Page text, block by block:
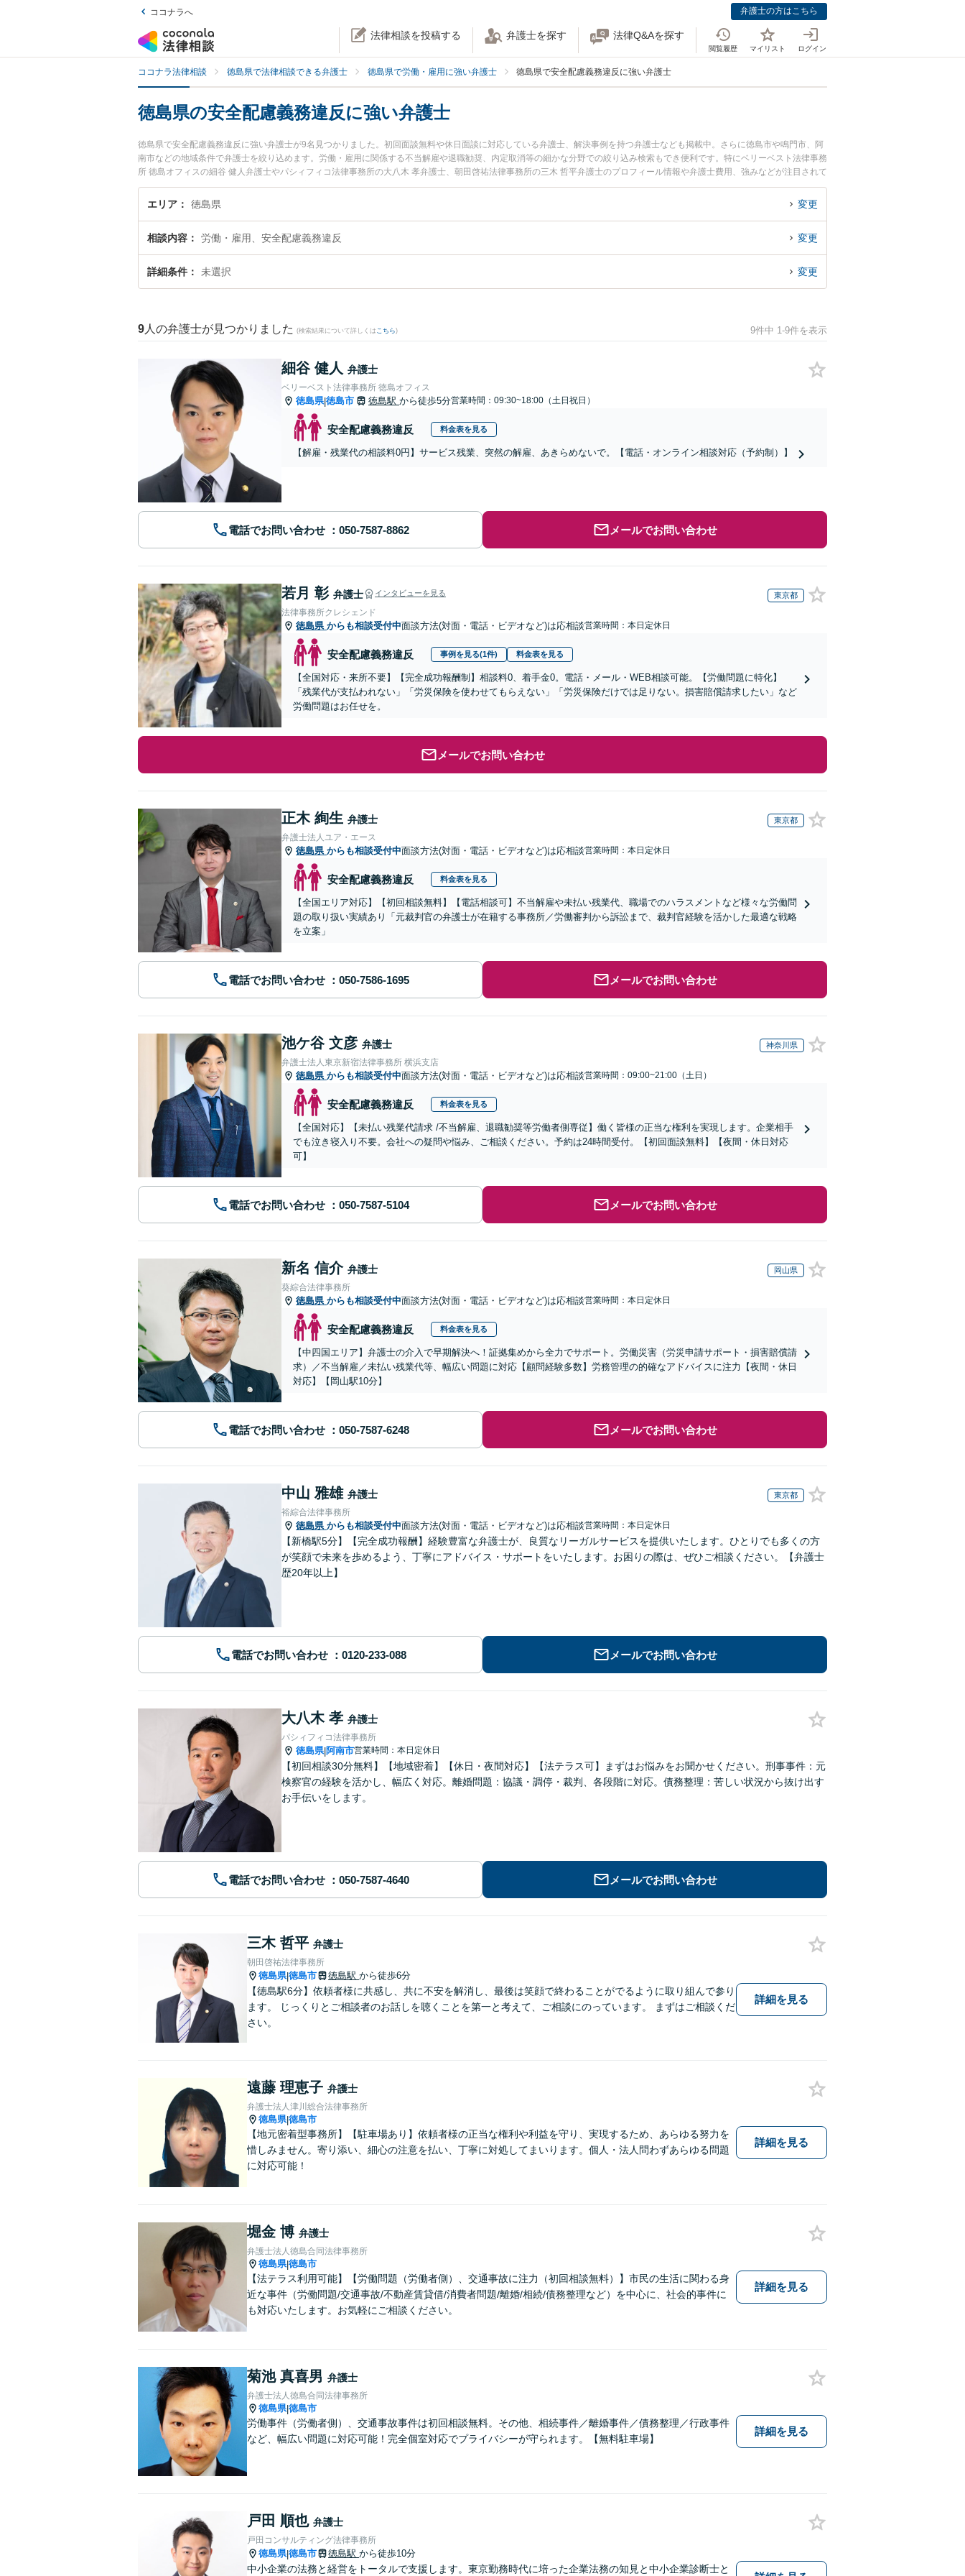
ココナラへ 弁護士の方はこちら
法律相談を投稿する 弁護士を探す 法律Q&Aを探す
閲覧履歴 マイリスト ログイン
ココナラ法律相談 徳島県で法律相談できる弁護士 徳島県で労働・雇用に強い弁護士 徳島県で安全配慮義務違反に強い弁護士
徳島県の安全配慮義務違反に強い弁護士
徳島県で安全配慮義務違反に強い弁護士が9名見つかりました。初回面談無料や休日面談に対応している弁護士、解決事例を持つ弁護士なども掲載中。さらに徳島市や鳴門市、阿
南市などの地域条件で弁護士を絞り込めます。労働・雇用に関係する不当解雇や退職勧奨、内定取消等の細かな分野での絞り込み検索もでき便利です。特にベリーベスト法律事務
所 徳島オフィスの細谷 健人弁護士やパシィフィコ法律事務所の大八木 孝弁護士、朝田啓祐法律事務所の三木 哲平弁護士のプロフィール情報や弁護士費用、強みなどが注目されて
います。『徳島県で土日や夜間に発生した安全配慮義務違反のトラブルを今すぐに弁護士に相談したい』『安全配慮義務違反のトラブル解決の実績豊富な近くの弁護士を検索した
い』『初回相談無料で安全配慮義務違反を法律相談できる徳島県内の弁護士に相談予約したい』などでお困りの相談者さんにおすすめです。
エリア 徳島県 変更
相談内容 労働・雇用、安全配慮義務違反 変更
詳細条件 未選択 変更
9 人の弁護士が見つかりました (検索結果について詳しくは こちら) 9件中 1-9件を表示
細谷 健人 弁護士
ベリーベスト法律事務所 徳島オフィス
徳島県|徳島市 徳島駅 から徒歩5分営業時間：09:30~18:00（土日祝日）
安全配慮義務違反 料金表を見る
【解雇・残業代の相談料0円】サービス残業、突然の解雇、あきらめないで。【電話・オンライン相談対応（予約制）】
電話でお問い合わせ メールでお問い合わせ
若月 彰 弁護士 インタビューを見る 東京都
法律事務所クレシェンド
徳島県 からも相談受付中面談方法(対面・電話・ビデオなど)は応相談営業時間：本日定休日
安全配慮義務違反 事例を見る(1件) 料金表を見る
【全国対応・来所不要】【完全成功報酬制】相談料0、着手金0。電話・メール・WEB相談可能。【労働問題に特化】
「残業代が支払われない」「労災保険を使わせてもらえない」「労災保険だけでは足りない。損害賠償請求したい」など
労働問題はお任せを。
メールでお問い合わせ
正木 絢生 弁護士 東京都
弁護士法人ユア・エース
徳島県 からも相談受付中面談方法(対面・電話・ビデオなど)は応相談営業時間：本日定休日
安全配慮義務違反 料金表を見る
【全国エリア対応】【初回相談無料】【電話相談可】不当解雇や未払い残業代、職場でのハラスメントなど様々な労働問
題の取り扱い実績あり「元裁判官の弁護士が在籍する事務所／労働審判から訴訟まで、裁判官経験を活かした最適な戦略
を立案」
電話でお問い合わせ メールでお問い合わせ
池ケ谷 文彦 弁護士 神奈川県
弁護士法人東京新宿法律事務所 横浜支店
徳島県 からも相談受付中面談方法(対面・電話・ビデオなど)は応相談営業時間：09:00~21:00（土日）
安全配慮義務違反 料金表を見る
【全国対応】【未払い残業代請求 /不当解雇、退職勧奨等労働者側専従】働く皆様の正当な権利を実現します。企業相手
でも泣き寝入り不要。会社への疑問や悩み、ご相談ください。予約は24時間受付。【初回面談無料】【夜間・休日対応
可】
電話でお問い合わせ メールでお問い合わせ
新名 信介 弁護士 岡山県
葵綜合法律事務所
徳島県 からも相談受付中面談方法(対面・電話・ビデオなど)は応相談営業時間：本日定休日
安全配慮義務違反 料金表を見る
【中四国エリア】弁護士の介入で早期解決へ！証拠集めから全力でサポート。労働災害（労災申請サポート・損害賠償請
求）／不当解雇／未払い残業代等、幅広い問題に対応【顧問経験多数】労務管理の的確なアドバイスに注力【夜間・休日
対応】【岡山駅10分】
電話でお問い合わせ メールでお問い合わせ
中山 雅雄 弁護士 東京都
裕綜合法律事務所
徳島県 からも相談受付中面談方法(対面・電話・ビデオなど)は応相談営業時間：本日定休日
【新橋駅5分】【完全成功報酬】経験豊富な弁護士が、良質なリーガルサービスを提供いたします。ひとりでも多くの方
が笑顔で未来を歩めるよう、丁寧にアドバイス・サポートをいたします。お困りの際は、ぜひご相談ください。【弁護士
歴20年以上】
電話でお問い合わせ メールでお問い合わせ
大八木 孝 弁護士
パシィフィコ法律事務所
徳島県|阿南市営業時間：本日定休日
【初回相談30分無料】【地域密着】【休日・夜間対応】【法テラス可】まずはお悩みをお聞かせください。刑事事件：元
検察官の経験を活かし、幅広く対応。離婚問題：協議・調停・裁判、各段階に対応。債務整理：苦しい状況から抜け出す
お手伝いをします。
電話でお問い合わせ メールでお問い合わせ
三木 哲平 弁護士
朝田啓祐法律事務所
徳島県|徳島市 徳島駅 から徒歩6分
【徳島駅6分】依頼者様に共感し、共に不安を解消し、最後は笑顔で終わることがでるように取り組んで参り
ます。 じっくりとご相談者のお話しを聴くことを第一と考えて、ご相談にのっています。 まずはご相談くだ
さい。
詳細を見る
遠藤 理恵子 弁護士
弁護士法人津川総合法律事務所
徳島県|徳島市
【地元密着型事務所】【駐車場あり】依頼者様の正当な権利や利益を守り、実現するため、あらゆる努力を
惜しみません。寄り添い、細心の注意を払い、丁寧に対処してまいります。個人・法人問わずあらゆる問題
に対応可能！
詳細を見る
堀金 博 弁護士
弁護士法人徳島合同法律事務所
徳島県|徳島市
【法テラス利用可能】【労働問題（労働者側）、交通事故に注力（初回相談無料）】市民の生活に関わる身
近な事件（労働問題/交通事故/不動産賃貸借/消費者問題/離婚/相続/債務整理など）を中心に、社会的事件に
も対応いたします。お気軽にご相談ください。
詳細を見る
菊池 真喜男 弁護士
弁護士法人徳島合同法律事務所
徳島県|徳島市
労働事件（労働者側）、交通事故事件は初回相談無料。その他、相続事件／離婚事件／債務整理／行政事件
など、幅広い問題に対応可能！完全個室対応でプライバシーが守られます。【無料駐車場】
詳細を見る
戸田 順也 弁護士
戸田コンサルティング法律事務所
徳島県|徳島市 徳島駅 から徒歩10分
中小企業の法務と経営をトータルで支援します。東京勤務時代に培った企業法務の知見と中小企業診断士と